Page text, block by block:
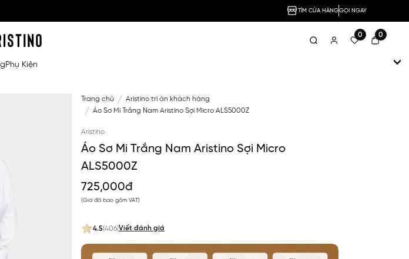
TÌM CỬA HÀNGGỌI NGAY
0 0
Phụ Kiện
Trang chủ
Aristino tri ân khách hàng
Áo Sơ Mi Trắng Nam Aristino Sợi Micro ALS5000Z
Aristino
Áo Sơ Mi Trắng Nam Aristino Sợi Micro
ALS5000Z
725,000đ
(Giá đã bao gồm VAT)
4.5(406)Viết đánh giá